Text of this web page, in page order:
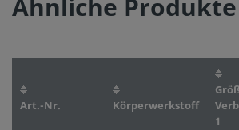
Ähnliche Produkte
Art.-Nr. Körperwerkstoff
1